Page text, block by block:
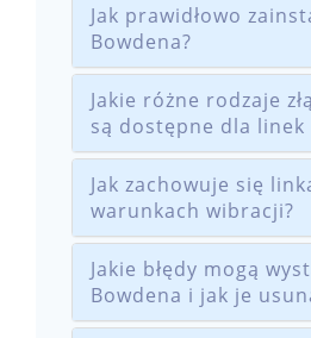
Jak prawidłowo
Bowdena?
Jakie różne rodzaje
są dostępne dla linek
Jak zachowuje się
warunkach wibracji?
Jakie błędy mogą
Bowdena i jak je